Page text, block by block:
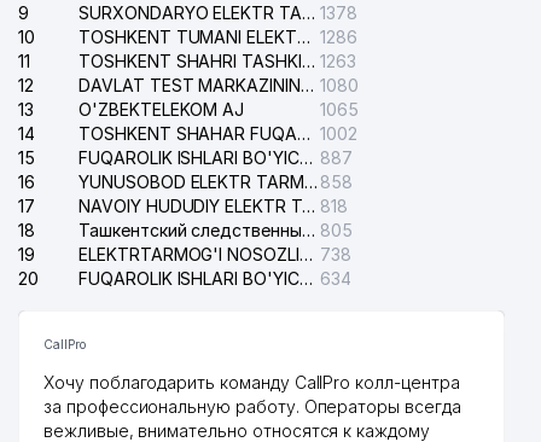
9
SURXONDARYO ELEKTR TARMOQLARI AJ 1378
10
TOSHKENT TUMANI ELEKTR TARMOG'I AVARIYA XIZMATI 1286
11
TOSHKENT SHAHRI TASHKILOT TELEFONLARI HAQIDA MA'LUMOT BYUROSI 1263
12
DAVLAT TEST MARKAZINING ISHONCH TELEFONLARI 1080
13
O'ZBEKTELEKOM AJ
1065
14
TOSHKENT SHAHAR FUQAROLIK ISHLARI BO'YICHA SUDI 1002
15
FUQAROLIK ISHLARI BO'YICHA YAKKASAROY TUMANLARARO SUDI 887
16
YUNUSOBOD ELEKTR TARMOG'I NOSOZLIKLARI XIZMATI 858
17
NAVOIY HUDUDIY ELEKTR TARMOQLARI KORXONASI AJ 818
18
Ташкентский следственный изолятор 805
19
ELEKTRTARMOG'I NOSOZLIKLARINI TO'ZATISH SERGELI XIZMATI 738
20
FUQAROLIK ISHLARI BO'YICHA UCH-TEPA TUMANI SUDI 634
CallPro
Хочу поблагодарить команду CallPro колл-центра
за профессиональную работу. Операторы всегда
вежливые, внимательно относятся к каждому